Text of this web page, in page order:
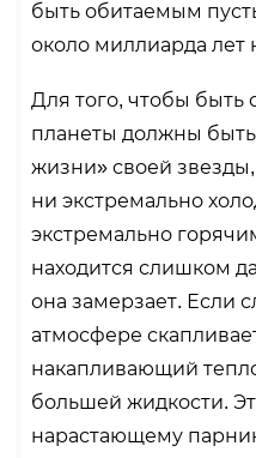
быть обитаемым
около миллиарда лет
Для того, чтобы
планеты должны быть
жизни» своей звезды,
ни экстремально
экстремально
находится слишком
она замерзает. Если
атмосфере
накапливающий
большей жидкости.
нарастающему